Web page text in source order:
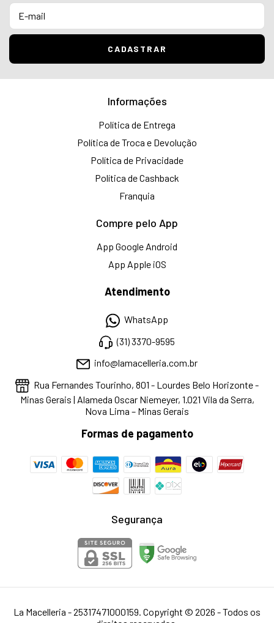
Informações
Política de Entrega
Política de Troca e Devolução
Política de Privacidade
Política de Cashback
Franquia
Compre pelo App
App Google Android
App Apple iOS
Atendimento
WhatsApp
(31) 3370-9595
info@lamacelleria.com.br
Rua Fernandes Tourinho, 801 - Lourdes Belo Horizonte -
Minas Gerais | Alameda Oscar Niemeyer, 1.021 Vila da Serra,
Nova Lima – Minas Gerais
Formas de pagamento
Segurança
La Macelleria - 25317471000159. Copyright © 2026 - Todos os